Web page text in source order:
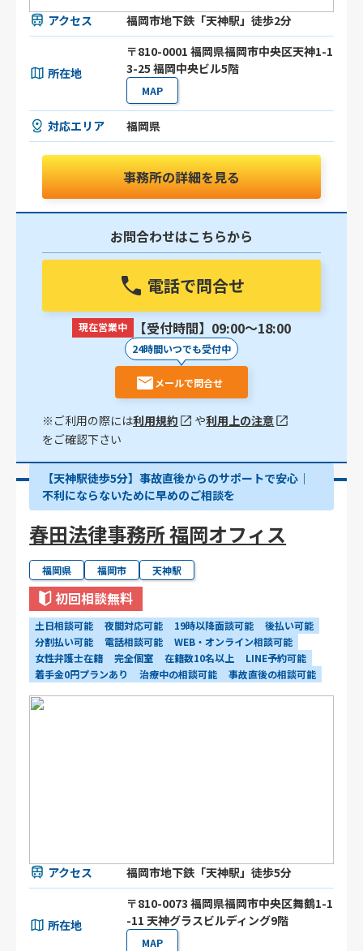
アクセス 福岡市地下鉄「天神駅」徒歩2分
所在地
〒810-0001 福岡県福岡市中央区天神1-1
3-25 福岡中央ビル5階
MAP
対応エリア 福岡県
事務所の詳細を見る
お問合わせはこちらから
電話で問合せ
現在営業中 【受付時間】09:00〜18:00
24時間いつでも受付中
メールで問合せ
※ご利用の際には利用規約 や利用上の注意
をご確認下さい
【天神駅徒歩5分】事故直後からのサポートで安心｜
不利にならないために早めのご相談を
春田法律事務所 福岡オフィス
福岡県 福岡市 天神駅
初回相談無料
土日相談可能 夜間対応可能 19時以降面談可能
後払い可能
分割払い可能
電話相談可能
WEB・オンライン相談可能
女性弁護士在籍
完全個室 在籍数10名以上
LINE予約可能
着手金0円プランあり
治療中の相談可能 事故直後の相談可能
アクセス 福岡市地下鉄「天神駅」徒歩5分
所在地
〒810-0073 福岡県福岡市中央区舞鶴1-1
-11 天神グラスビルディング9階
MAP